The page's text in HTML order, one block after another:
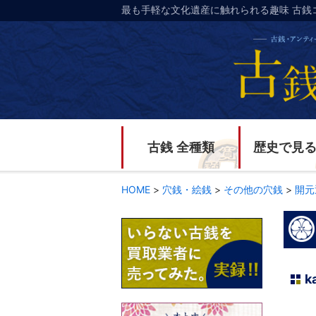
最も手軽な文化遺産に触れられる趣味 古銭
古銭 全種類 歴史で見
HOME > 穴銭・絵銭 > その他の穴銭 > 開